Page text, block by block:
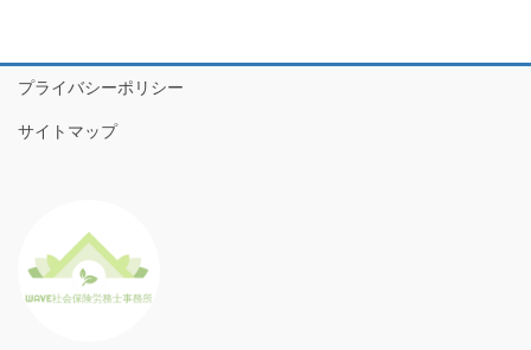
プライバシーポリシー
サイトマップ